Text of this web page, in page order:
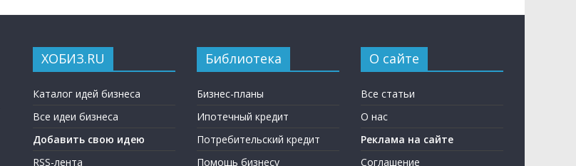
ХОБИЗ.RU
Каталог идей бизнеса
Все идеи бизнеса
Добавить свою идею
RSS-лента
Библиотека
Бизнес-планы
Ипотечный кредит
Потребительский кредит
Помощь бизнесу
О сайте
Все статьи
О нас
Реклама на сайте
Соглашение